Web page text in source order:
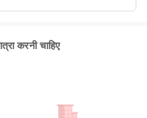
करनी चाहिए